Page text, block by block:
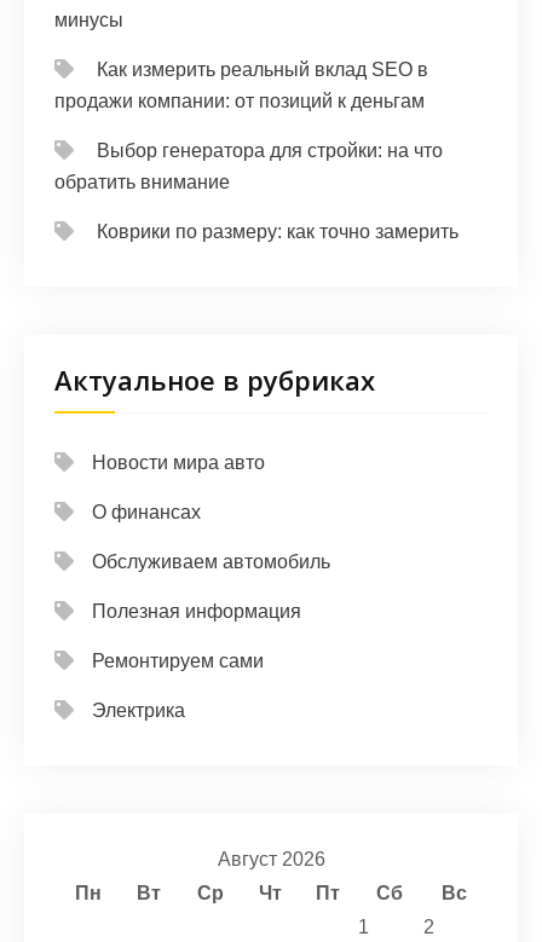
минусы
Как измерить реальный вклад SEO в
продажи компании: от позиций к деньгам
Выбор генератора для стройки: на что
обратить внимание
Коврики по размеру: как точно замерить
Актуальное в рубриках
Новости мира авто
О финансах
Обслуживаем автомобиль
Полезная информация
Ремонтируем сами
Электрика
Август 2026
Пн
Вт Ср Чт Пт Сб
Вс
1
2